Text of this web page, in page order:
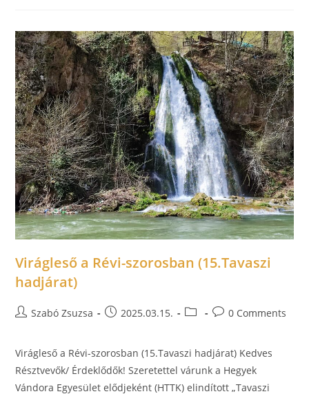
Virágleső a Révi-szorosban (15.Tavaszi
hadjárat)
Szabó Zsuzsa 2025.03.15. 0 Comments
Virágleső a Révi-szorosban (15.Tavaszi hadjárat) Kedves
Résztvevők/ Érdeklődők! Szeretettel várunk a Hegyek
Vándora Egyesület elődjeként (HTTK) elindított „Tavaszi